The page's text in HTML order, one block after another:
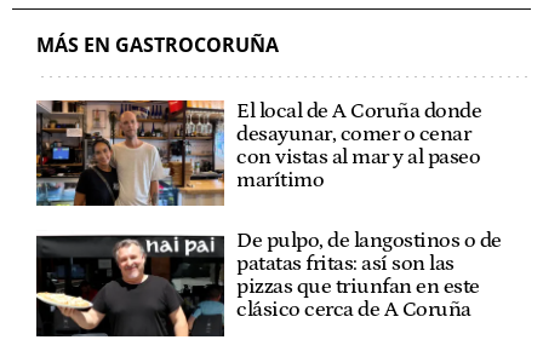
MÁS EN GASTROCORUÑA
El local de A Coruña donde
desayunar, comer o cenar
con vistas al mar y al paseo
marítimo
De pulpo, de langostinos o de
patatas fritas: así son las
pizzas que triunfan en este
clásico cerca de A Coruña